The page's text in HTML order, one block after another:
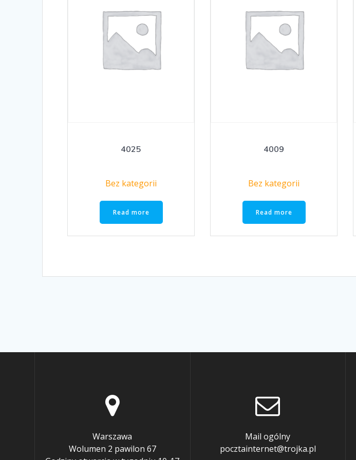
4025
Bez kategorii
Read more
4009
Bez kategorii
Read more
Warszawa
Wolumen 2 pawilon 67
Mail ogólny
pocztainternet@trojka.pl